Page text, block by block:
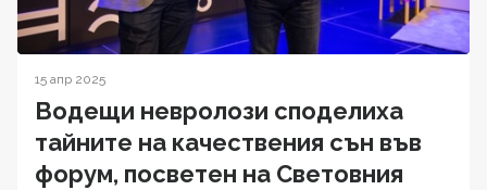
15 апр 2025
Водещи невролози споделиха
тайните на качествения сън във
форум, посветен на Световния